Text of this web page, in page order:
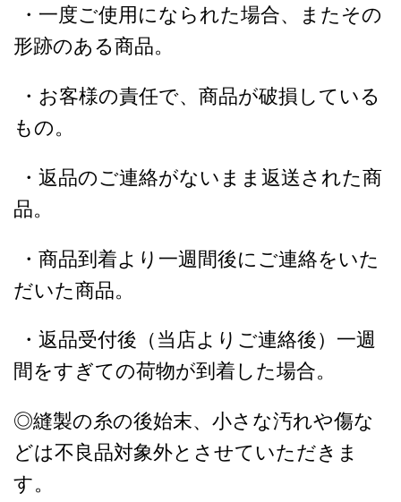
・一度ご使用になられた場合、またその
形跡のある商品。
・お客様の責任で、商品が破損している
もの。
・返品のご連絡がないまま返送された商
品。
・商品到着より一週間後にご連絡をいた
だいた商品。
・返品受付後（当店よりご連絡後）一週
間をすぎての荷物が到着した場合。
◎縫製の糸の後始末、小さな汚れや傷な
どは不良品対象外とさせていただきま
す。